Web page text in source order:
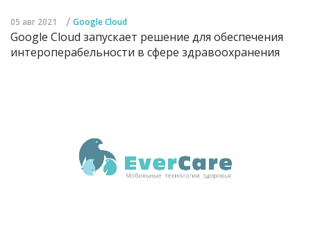
05 авг 2021 / Google Cloud
Google Cloud запускает решение для обеспечения
интероперабельности в сфере здравоохранения